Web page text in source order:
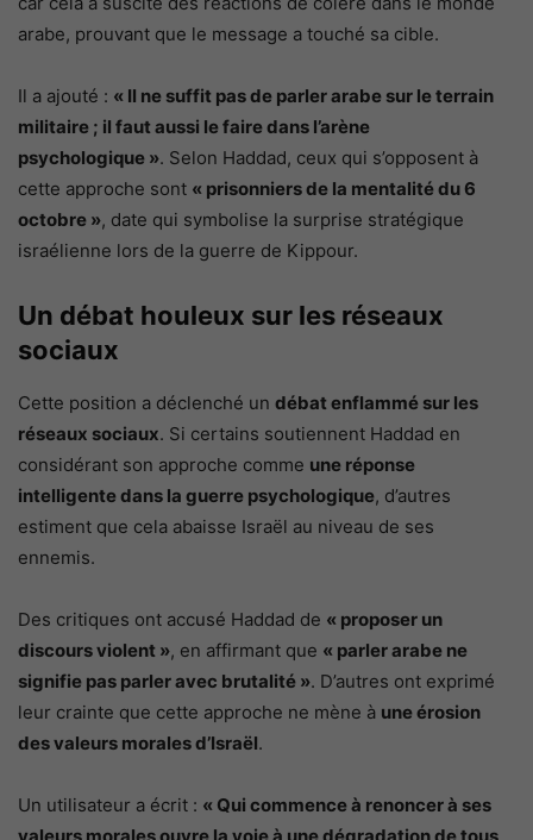
arabe, prouvant que le message a touché sa cible.
Il a ajouté : « Il ne suffit pas de parler arabe sur le terrain
militaire ; il faut aussi le faire dans l’arène
psychologique ». Selon Haddad, ceux qui s’opposent à
cette approche sont « prisonniers de la mentalité du 6
octobre », date qui symbolise la surprise stratégique
israélienne lors de la guerre de Kippour.
Un débat houleux sur les réseaux
sociaux
Cette position a déclenché un débat enflammé sur les
réseaux sociaux. Si certains soutiennent Haddad en
considérant son approche comme une réponse
intelligente dans la guerre psychologique, d’autres
estiment que cela abaisse Israël au niveau de ses
ennemis.
Des critiques ont accusé Haddad de « proposer un
discours violent », en affirmant que « parler arabe ne
signifie pas parler avec brutalité ». D’autres ont exprimé
leur crainte que cette approche ne mène à une érosion
des valeurs morales d’Israël.
Un utilisateur a écrit : « Qui commence à renoncer à ses